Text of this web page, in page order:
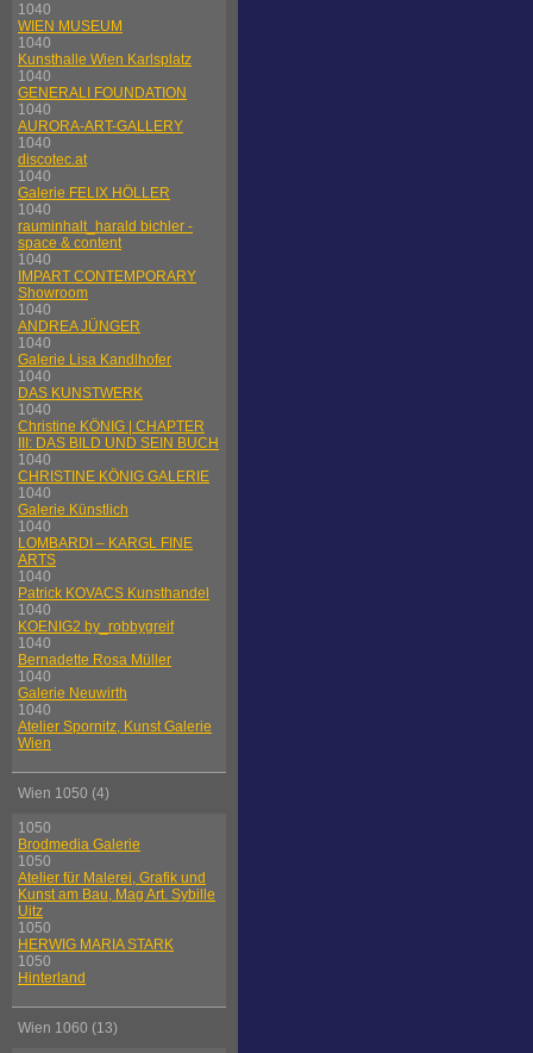
1040
WIEN MUSEUM
1040
Kunsthalle Wien Karlsplatz
1040
GENERALI FOUNDATION
1040
AURORA-ART-GALLERY
1040
discotec.at
1040
Galerie FELIX HÖLLER
1040
rauminhalt_harald bichler -
space & content
1040
IMPART CONTEMPORARY
Showroom
1040
ANDREA JÜNGER
1040
Galerie Lisa Kandlhofer
1040
DAS KUNSTWERK
1040
Christine KÖNIG | CHAPTER
III: DAS BILD UND SEIN BUCH
1040
CHRISTINE KÖNIG GALERIE
1040
Galerie Künstlich
1040
LOMBARDI – KARGL FINE
ARTS
1040
Patrick KOVACS Kunsthandel
1040
KOENIG2 by_robbygreif
1040
Bernadette Rosa Müller
1040
Galerie Neuwirth
1040
Atelier Spornitz, Kunst Galerie
Wien
Wien 1050 (4)
1050
Brodmedia Galerie
1050
Atelier für Malerei, Grafik und
Kunst am Bau, Mag Art. Sybille
Uitz
1050
HERWIG MARIA STARK
1050
Hinterland
Wien 1060 (13)